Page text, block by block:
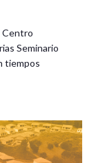
Centro
Seminario
tiempos